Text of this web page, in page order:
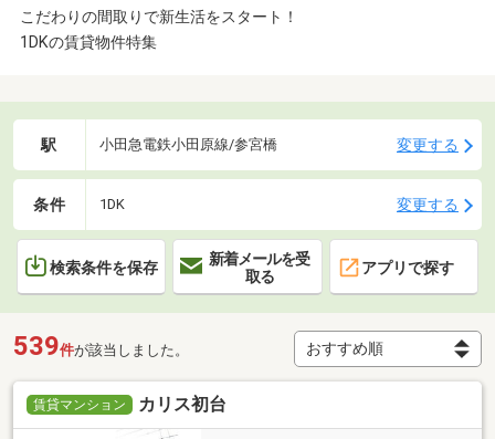
こだわりの間取りで新生活をスタート！
1DKの賃貸物件特集
駅 小田急電鉄小田原線/参宮橋 変更する
条件 1DK 変更する
検索条件を保存
新着メールを受
取る
アプリで探す
539件が該当しました。
賃貸マンション カリス初台